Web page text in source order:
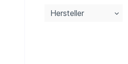
Hersteller